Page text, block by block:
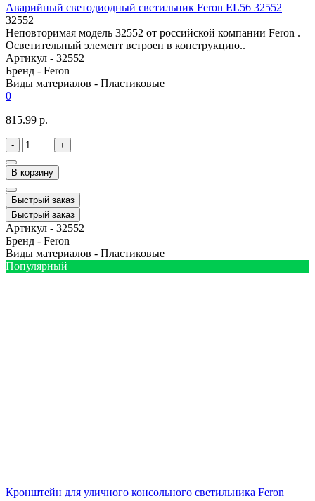
Аварийный светодиодный светильник Feron EL56 32552
32552
Неповторимая модель 32552 от российской компании Feron .
Осветительный элемент встроен в конструкцию..
Артикул - 32552
Бренд - Feron
Виды материалов - Пластиковые
0
815.99 р.
- +
В корзину
Быстрый заказ
Быстрый заказ
Артикул - 32552
Бренд - Feron
Виды материалов - Пластиковые
Популярный
Кронштейн для уличного консольного светильника Feron